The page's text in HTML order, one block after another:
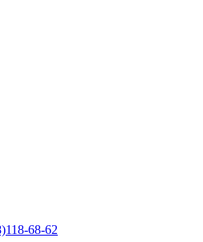
68-62